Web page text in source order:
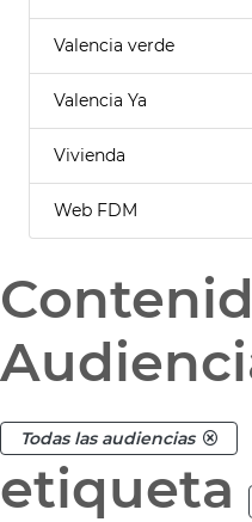
Valencia verde
Valencia Ya
Vivienda
Web FDM
Todas las audiencias
etiqueta